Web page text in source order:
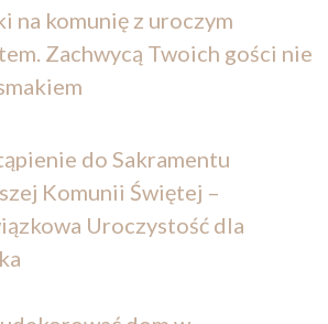
na komunię z uroczym
Zachwycą Twoich gości nie
do Sakramentu
Komunii Świętej –
Uroczystość dla